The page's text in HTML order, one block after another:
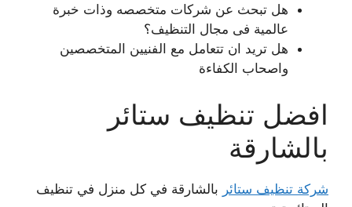
هل تبحث عن شركات متخصصه وذات خبرة
عالمية فى مجال التنظيف؟
هل تريد ان تتعامل مع الفنيين المتخصصين
واصحاب الكفاءة
افضل تنظيف ستائر
بالشارقة
شركة تنظيف ستائر بالشارقة في كل منزل في تنظيف